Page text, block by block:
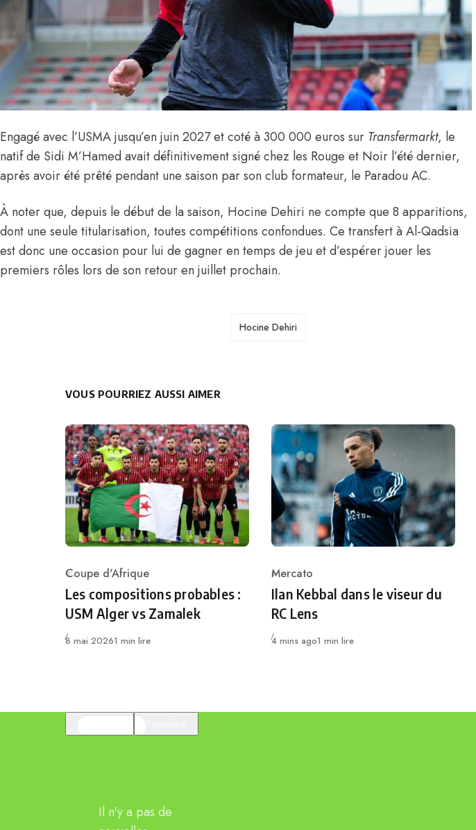
Engagé avec l’USMA jusqu’en juin 2027 et coté à 300 000 euros sur Transfermarkt, le
natif de Sidi M’Hamed avait définitivement signé chez les Rouge et Noir l’été dernier,
après avoir été prêté pendant une saison par son club formateur, le Paradou AC.
À noter que, depuis le début de la saison, Hocine Dehiri ne compte que 8 apparitions,
dont une seule titularisation, toutes compétitions confondues. Ce transfert à Al-Qadsia
est donc une occasion pour lui de gagner en temps de jeu et d’espérer jouer les
premiers rôles lors de son retour en juillet prochain.
TAGS
Hocine Dehiri
VOUS POURRIEZ AUSSI AIMER
Category
Coupe d'Afrique
Les compositions probables :
USM Alger vs Zamalek
Publié
8 mai 20261 min lire
Category
Mercato
Ilan Kebbal dans le viseur du
RC Lens
Publié
4 mins ago1 min lire
Il n'y a pas de